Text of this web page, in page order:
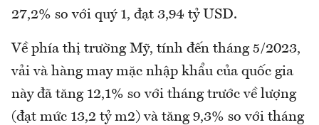
27,2% so với quý 1, đạt 3,94 tỷ USD.
Về phía thị trường Mỹ, tính đến tháng 5/2023,
vải và hàng may mặc nhập khẩu của quốc gia
này đã tăng 12,1% so với tháng trước về lượng
(đạt mức 13,2 tỷ m2) và tăng 9,3% so với tháng